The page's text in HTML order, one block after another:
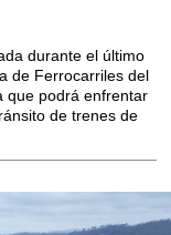
durante el último
de Ferrocarriles del
que podrá enfrentar
de trenes de